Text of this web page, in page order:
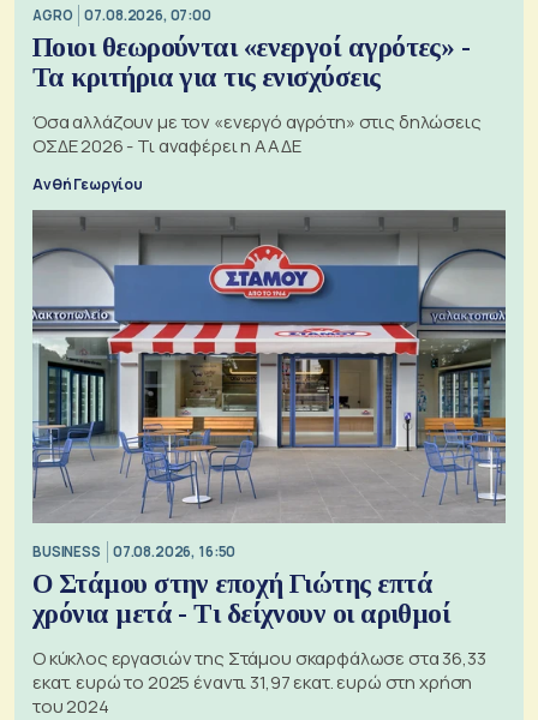
AGRO 07.08.2026, 07:00
Ποιοι θεωρούνται «ενεργοί αγρότες» -
Τα κριτήρια για τις ενισχύσεις
Όσα αλλάζουν με τον «ενεργό αγρότη» στις δηλώσεις
ΟΣΔΕ 2026 - Τι αναφέρει η ΑΑΔΕ
Ανθή Γεωργίου
BUSINESS 07.08.2026, 16:50
Ο Στάμου στην εποχή Γιώτης επτά
χρόνια μετά - Τι δείχνουν οι αριθμοί
Ο κύκλος εργασιών της Στάμου σκαρφάλωσε στα 36,33
εκατ. ευρώ το 2025 έναντι 31,97 εκατ. ευρώ στη χρήση
του 2024